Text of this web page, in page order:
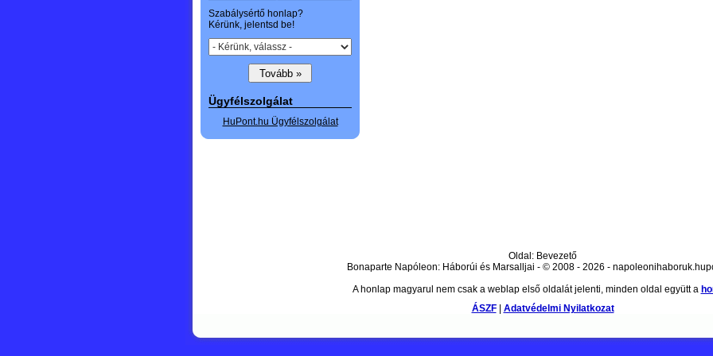
Szabálysértő honlap?
Kérünk, jelentsd be!
Ügyfélszolgálat
HuPont.hu Ügyfélszolgálat
Oldal: Bevezető
Bonaparte Napóleon: Háborúi és Marsalljai - © 2008 - 2026 -
A honlap magyarul nem csak a weblap első oldalát jelenti, minden oldal együtt a
ÁSZF| Adatvédelmi Nyilatkozat